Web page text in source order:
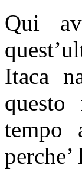
Qui
Itaca
questo
tempo